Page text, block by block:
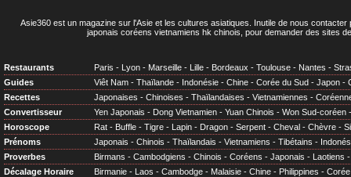
Asie360 est un magazine sur l'Asie et les cultures asiatiques . Inutile de nous
japonais coréens vietnamiens hk chinois, pour demander des sites
Restaurants Paris - Lyon - Marseille - Lille - Bordeaux - Toulouse - Nantes -
Guides
Viêt Nam - Thaïlande - Indonésie - Chine - Corée du Sud - Japon -
Recettes
Japonaises - Chinoises - Thaïlandaises - Vietnamiennes -
Convertisseur
Yen Japonais - Dong Vietnamien - Yuan Chinois - Won Sud-coréen
Horoscope
Rat - Buffle - Tigre - Lapin - Dragon - Serpent - Cheval - Chèvre -
Prénoms
Japonais - Chinois - Thaïlandais - Vietnamiens - Tibétains -
Proverbes
Birmans - Cambodgiens - Chinois - Coréens - Japonais - Laotiens
Décalage Horaire
Birmanie - Laos - Cambodge - Malaisie - Chine - Philippines - Corée